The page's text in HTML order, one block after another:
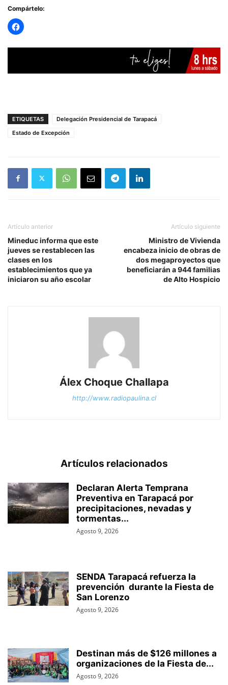
— Delegación Presidencial Regional de Tarapacá
(@DPRTarapaca)
Compártelo:
ETIQUETAS
Delegación Presidencial de Tarapacá
Estado de Excepción
Artículo anterior
Mineduc informa que este
jueves se restablecen las
clases en los
establecimientos que ya
iniciaron su año escolar
Artículo siguiente
Ministro de Vivienda
encabeza inicio de obras de
dos megaproyectos que
beneficiarán a 944 familias
de Alto Hospicio
Álex Choque Challapa
http://www.radiopaulina.cl
Artículos relacionados
Declaran Alerta Temprana
Preventiva en Tarapacá por
precipitaciones, nevadas y
tormentas...
Agosto 9, 2026
SENDA Tarapacá refuerza la
prevención durante la Fiesta de
San Lorenzo
Agosto 9, 2026
Destinan más de $126 millones a
organizaciones de la Fiesta de...
Agosto 9, 2026